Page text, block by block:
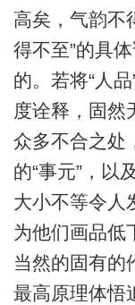
高矣，气韵不
得不至”的具
的。若将“人
度诠释，固然
众多不合之处
的“事元”，以
大小不等令人
为他们画品低
当然的固有的
最高原理体悟